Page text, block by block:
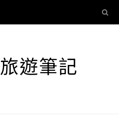
遊筆記